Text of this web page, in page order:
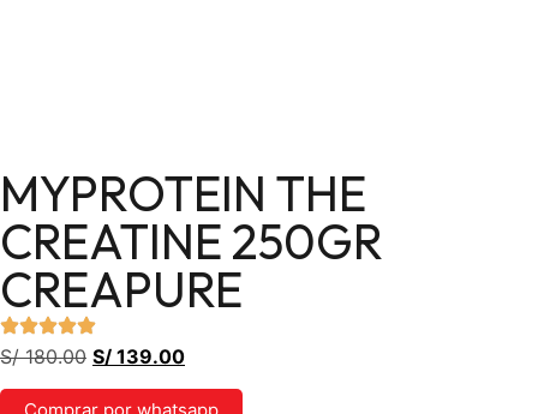
MYPROTEIN THE
CREATINE 250GR
CREAPURE
S/180.00 S/ 139.00